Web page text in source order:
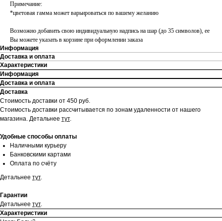
Примечание:
*цветовая гамма может варьироваться по вашему желанию
Возможно добавить свою индивидуальную надпись на шар (до 35 символов), ее
Вы можете указать в корзине при оформлении заказа
Информация
Доставка и оплата
Характеристики
Информация
Доставка и оплата
Доставка
Стоимость доставки от 450 руб.
Стоимость доставки рассчитывается по зонам удаленности от нашего
магазина. Детальнее тут.
Удобные способы оплаты
Наличными курьеру
Банковскими картами
Оплата по счёту
Детальнее тут.
Гарантии
Детальнее тут.
Характеристики